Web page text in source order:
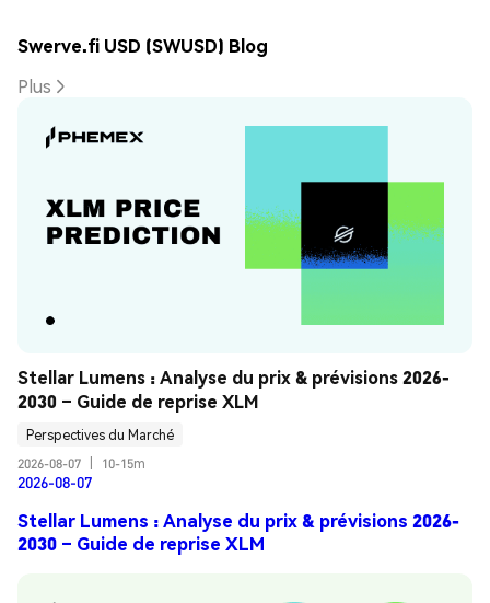
Swerve.fi USD (SWUSD) Blog
Plus
Stellar Lumens : Analyse du prix & prévisions 2026-
2030 – Guide de reprise XLM
Perspectives du Marché
2026-08-07
10-15m
2026-08-07
Stellar Lumens : Analyse du prix & prévisions 2026-
2030 – Guide de reprise XLM